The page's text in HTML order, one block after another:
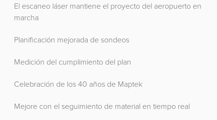
El escaneo láser mantiene el proyecto del aeropuerto en
marcha
Planificación mejorada de sondeos
Medición del cumplimiento del plan
Celebración de los 40 años de Maptek
Mejore con el seguimiento de material en tiempo real